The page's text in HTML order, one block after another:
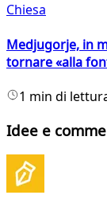
Chiesa
Medjugorje, in
tornare «alla
1 min di
Idee e